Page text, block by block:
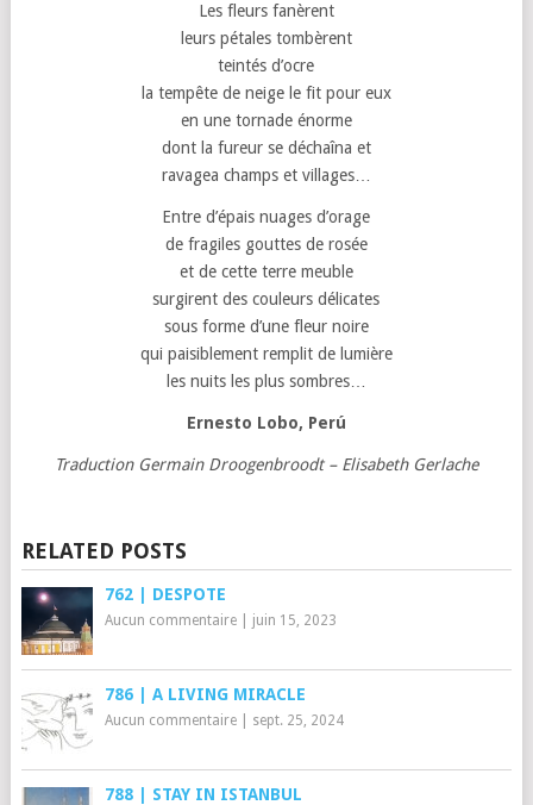
Les fleurs fanèrent
leurs pétales tombèrent
teintés d’ocre
la tempête de neige le fit pour eux
en une tornade énorme
dont la fureur se déchaîna et
ravagea champs et villages…
Entre d’épais nuages d’orage
de fragiles gouttes de rosée
et de cette terre meuble
surgirent des couleurs délicates
sous forme d’une fleur noire
qui paisiblement remplit de lumière
les nuits les plus sombres…
Ernesto Lobo, Perú
Traduction Germain Droogenbroodt – Elisabeth Gerlache
RELATED POSTS
762 | DESPOTE
Aucun commentaire| juin 15, 2023
786 | A LIVING MIRACLE
Aucun commentaire| sept. 25, 2024
788 | STAY IN ISTANBUL